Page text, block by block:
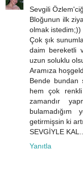
Sevgili
Bloğunun ilk
olmak istedim;))
Çok şık
daim bereketli
uzun soluklu
Aramıza
Bende bundan
hem çok
zamandır
getirmişsin ki
SEVGİYLE
Yanıtla